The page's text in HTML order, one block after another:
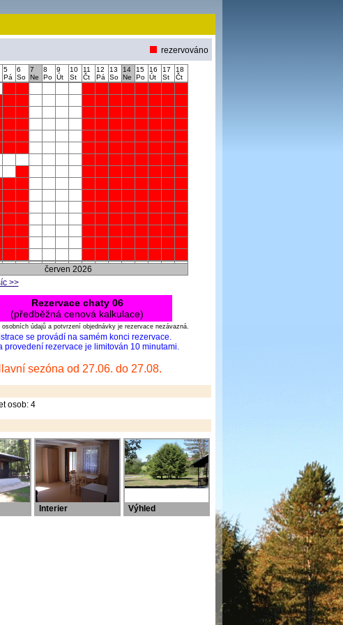
rezervováno
5
Pá
6
So
7
Ne
8
Po
9
Út
10
St
11
Čt
12
Pá
13
So
14
Ne
15
Po
16
Út
17
St
18
Čt
červen 2026
>>
Rezervace chaty 06
(předběžná cenová kalkulace)
osobních údajů a potvrzení objednávky je rezervace nezávazná.
se provádí na samém konci rezervace.
provedení rezervace je limitován 10 minutami.
sezóna od 27.06. do 27.08.
osob: 4
Interier Výhled